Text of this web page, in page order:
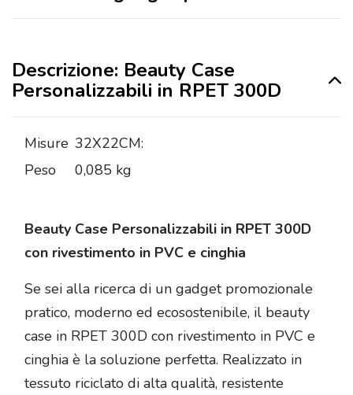
Descrizione: Beauty Case
Personalizzabili in RPET 300D
Misure 32X22CM:
Peso
0,085 kg
Beauty Case Personalizzabili in RPET 300D
con rivestimento in PVC e cinghia
Se sei alla ricerca di un gadget promozionale
pratico, moderno ed ecosostenibile, il beauty
case in RPET 300D con rivestimento in PVC e
cinghia è la soluzione perfetta. Realizzato in
tessuto riciclato di alta qualità, resistente